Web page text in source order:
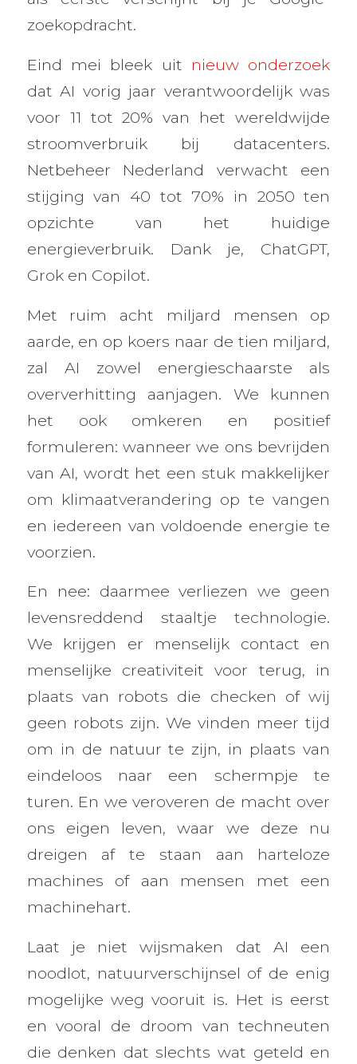
zoekopdracht.
Eind mei bleek uit nieuw onderzoek
dat AI vorig jaar verantwoordelijk was
voor 11 tot 20% van het wereldwijde
stroomverbruik bij datacenters.
Netbeheer Nederland verwacht een
stijging van 40 tot 70% in 2050 ten
opzichte van het huidige
energieverbruik. Dank je, ChatGPT,
Grok en Copilot.
Met ruim acht miljard mensen op
aarde, en op koers naar de tien miljard,
zal AI zowel energieschaarste als
oververhitting aanjagen. We kunnen
het ook omkeren en positief
formuleren: wanneer we ons bevrijden
van AI, wordt het een stuk makkelijker
om klimaatverandering op te vangen
en iedereen van voldoende energie te
voorzien.
En nee: daarmee verliezen we geen
levensreddend staaltje technologie.
We krijgen er menselijk contact en
menselijke creativiteit voor terug, in
plaats van robots die checken of wij
geen robots zijn. We vinden meer tijd
om in de natuur te zijn, in plaats van
eindeloos naar een schermpje te
turen. En we veroveren de macht over
ons eigen leven, waar we deze nu
dreigen af te staan aan harteloze
machines of aan mensen met een
machinehart.
Laat je niet wijsmaken dat AI een
noodlot, natuurverschijnsel of de enig
mogelijke weg vooruit is. Het is eerst
en vooral de droom van techneuten
die denken dat slechts wat geteld en